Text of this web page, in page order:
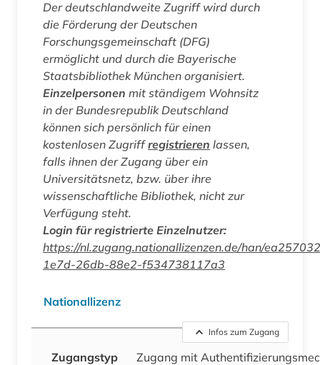
Der deutschlandweite Zugriff wird durch
die Förderung der Deutschen
Forschungsgemeinschaft (DFG)
ermöglicht und durch die Bayerische
Staatsbibliothek München organisiert.
Einzelpersonen mit ständigem Wohnsitz
in der Bundesrepublik Deutschland
können sich persönlich für einen
kostenlosen Zugriffregistrieren lassen,
falls ihnen der Zugang über ein
Universitätsnetz, bzw. über ihre
wissenschaftliche Bibliothek, nicht zur
Verfügung steht.
Login für registrierte Einzelnutzer:
https://nl.zugang.nationallizenzen.de/han/
1e7d-26db-88e2-f534738117a3
Nationallizenz
Infos zum Zugang
Zugangstyp
Zugang mit